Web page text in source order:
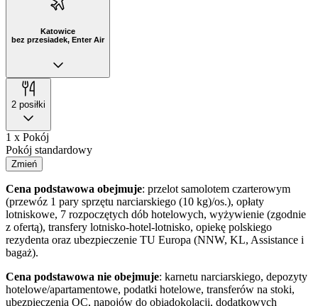
Katowice
bez przesiadek, Enter Air
2 posiłki
1 x Pokój
Pokój standardowy
Zmień
Cena podstawowa obejmuje: przelot samolotem czarterowym
(przewóz 1 pary sprzętu narciarskiego (10 kg)/os.), opłaty
lotniskowe, 7 rozpoczętych dób hotelowych, wyżywienie (zgodnie
z ofertą), transfery lotnisko-hotel-lotnisko, opiekę polskiego
rezydenta oraz ubezpieczenie TU Europa (NNW, KL, Assistance i
bagaż).
Cena podstawowa nie obejmuje: karnetu narciarskiego, depozyty
hotelowe/apartamentowe, podatki hotelowe, transferów na stoki,
ubezpieczenia OC, napojów do obiadokolacji, dodatkowych